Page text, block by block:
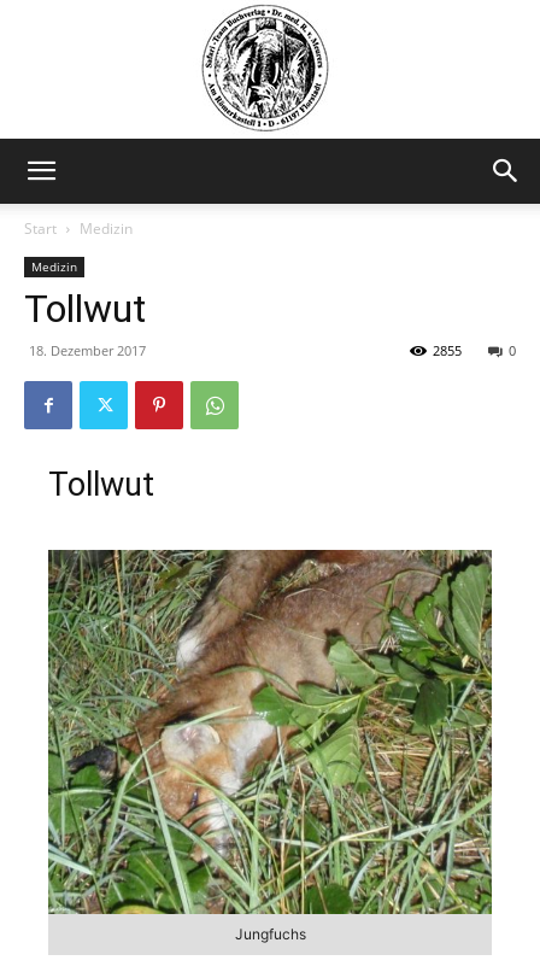
Start
Medizin
Medizin
Tollwut
18. Dezember 2017 0
2855
Tollwut
Jungfuchs